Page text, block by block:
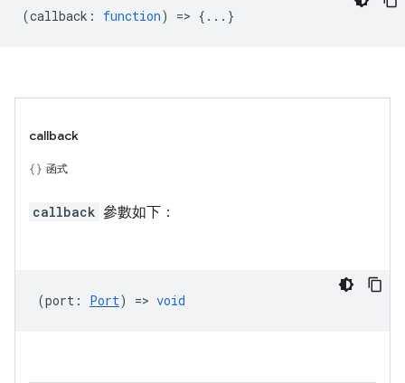
(callback : function) => {...}
callback
函式
callback 參數如下：
(port : Port) => void